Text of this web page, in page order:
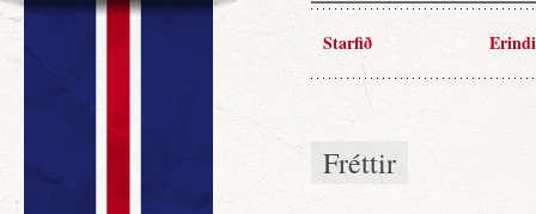
Starfið Erindi
Fréttir